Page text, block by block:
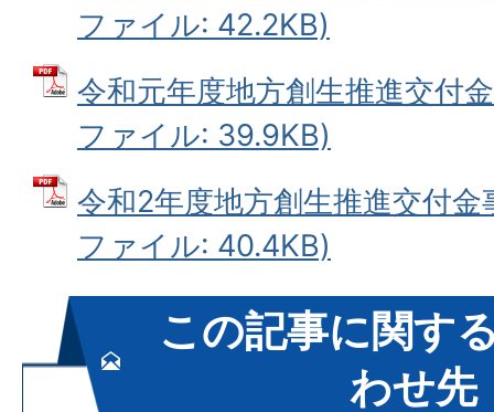
ファイル: 42.2KB)
令和元年度地方創生推進交付
ファイル: 39.9KB)
令和2年度地方創生推進交付
ファイル: 40.4KB)
この記事に関す
わせ先